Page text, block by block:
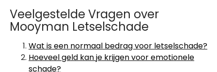
Veelgestelde Vragen over
Mooyman Letselschade
Wat is een normaal bedrag voor letselschade?
Hoeveel geld kan je krijgen voor emotionele
schade?